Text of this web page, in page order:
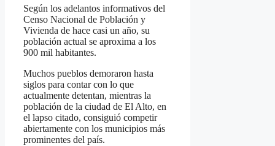
Según los adelantos informativos del
Censo Nacional de Población y
Vivienda de hace casi un año, su
población actual se aproxima a los
900 mil habitantes.
Muchos pueblos demoraron hasta
siglos para contar con lo que
actualmente detentan, mientras la
población de la ciudad de El Alto, en
el lapso citado, consiguió competir
abiertamente con los municipios más
prominentes del país.